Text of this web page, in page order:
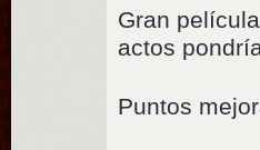
Gran
actos
Puntos